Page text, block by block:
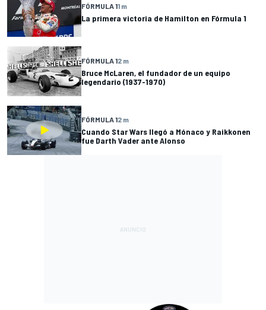
FÓRMULA 11 m
La primera victoria de Hamilton en Fórmula 1
FÓRMULA 12 m
Bruce McLaren, el fundador de un equipo
legendario (1937-1970)
FÓRMULA 12 m
Cuando Star Wars llegó a Mónaco y Raikkonen
fue Darth Vader ante Alonso